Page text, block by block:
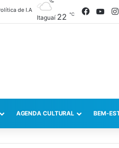
de I.A
Itaguaí 22 ℃
AGENDA CULTURAL BEM-